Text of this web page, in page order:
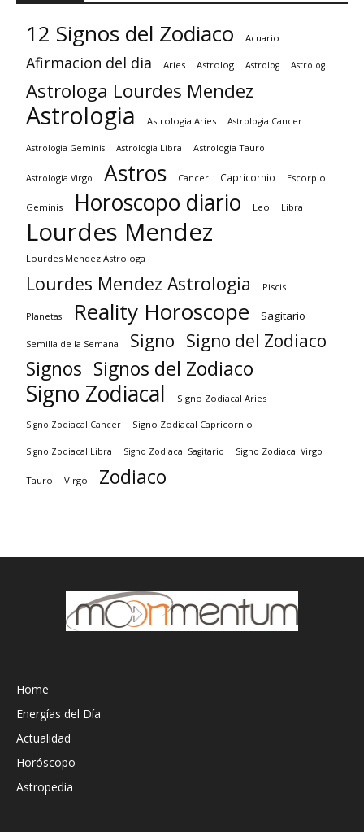
12 Signos del Zodiaco Acuario
Afirmacion del dia Aries Astrolog Astrolog Astrolog
Astrologa Lourdes Mendez
Astrologia Astrologia Aries Astrologia Cancer
Astrologia Geminis Astrologia Libra Astrologia Tauro
Astrologia Virgo Astros Cancer Capricornio Escorpio
Geminis Horoscopo diario Leo Libra
Lourdes Mendez
Lourdes Mendez Astrologa
Lourdes Mendez Astrologia Piscis
Planetas Reality Horoscope Sagitario
Semilla de la Semana Signo Signo del Zodiaco
Signos Signos del Zodiaco
Signo Zodiacal Signo Zodiacal Aries
Signo Zodiacal Cancer Signo Zodiacal Capricornio
Signo Zodiacal Libra Signo Zodiacal Sagitario Signo Zodiacal Virgo
Tauro Virgo Zodiaco
Home
Energías del Día
Actualidad
Horóscopo
Astropedia